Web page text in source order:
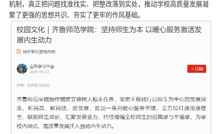
机制，真正把问题找准找实、把整改落到实处，推动学校高质量发展凝
聚了更强的思想共识、夯实了更牢的作风基础。